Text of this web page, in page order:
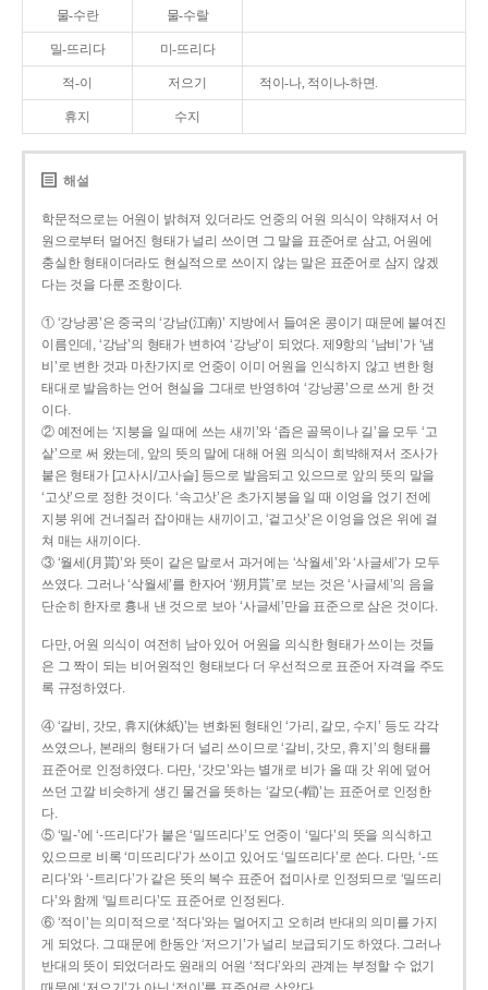
물-수란 물-수랄
밀-뜨리다 미-뜨리다
적-이 저으기 적이-나, 적이나-하면.
휴지 수지
해설
학문적으로는 어원이 밝혀져 있더라도 언중의 어원 의식이 약해져서 어
원으로부터 멀어진 형태가 널리 쓰이면 그 말을 표준어로 삼고, 어원에
충실한 형태이더라도 현실적으로 쓰이지 않는 말은 표준어로 삼지 않겠
다는 것을 다룬 조항이다.
① ‘강낭콩’은 중국의 ‘강남(江南)’ 지방에서 들여온 콩이기 때문에 붙여진
이름인데, ‘강남’의 형태가 변하여 ‘강낭’이 되었다. 제9항의 ‘남비’가 ‘냄
비’로 변한 것과 마찬가지로 언중이 이미 어원을 인식하지 않고 변한 형
태대로 발음하는 언어 현실을 그대로 반영하여 ‘강낭콩’으로 쓰게 한 것
이다.
② 예전에는 ‘지붕을 일 때에 쓰는 새끼’와 ‘좁은 골목이나 길’을 모두 ‘고
샅’으로 써 왔는데, 앞의 뜻의 말에 대해 어원 의식이 희박해져서 조사가
붙은 형태가 [고사시/고사슬] 등으로 발음되고 있으므로 앞의 뜻의 말을
‘고삿’으로 정한 것이다. ‘속고삿’은 초가지붕을 일 때 이엉을 얹기 전에
지붕 위에 건너질러 잡아매는 새끼이고, ‘겉고삿’은 이엉을 얹은 위에 걸
쳐 매는 새끼이다.
③ ‘월세(月貰)’와 뜻이 같은 말로서 과거에는 ‘삭월세’와 ‘사글세’가 모두
쓰였다. 그러나 ‘삭월세’를 한자어 ‘朔月貰’로 보는 것은 ‘사글세’의 음을
단순히 한자로 흉내 낸 것으로 보아 ‘사글세’만을 표준으로 삼은 것이다.
다만, 어원 의식이 여전히 남아 있어 어원을 의식한 형태가 쓰이는 것들
은 그 짝이 되는 비어원적인 형태보다 더 우선적으로 표준어 자격을 주도
록 규정하였다.
④ ‘갈비, 갓모, 휴지(休紙)’는 변화된 형태인 ‘가리, 갈모, 수지’ 등도 각각
쓰였으나, 본래의 형태가 더 널리 쓰이므로 ‘갈비, 갓모, 휴지’의 형태를
표준어로 인정하였다. 다만, ‘갓모’와는 별개로 비가 올 때 갓 위에 덮어
쓰던 고깔 비슷하게 생긴 물건을 뜻하는 ‘갈모(-帽)’는 표준어로 인정한
다.
⑤ ‘밀-’에 ‘-뜨리다’가 붙은 ‘밀뜨리다’도 언중이 ‘밀다’의 뜻을 의식하고
있으므로 비록 ‘미뜨리다’가 쓰이고 있어도 ‘밀뜨리다’로 쓴다. 다만, ‘-뜨
리다’와 ‘-트리다’가 같은 뜻의 복수 표준어 접미사로 인정되므로 ‘밀뜨리
다’와 함께 ‘밀트리다’도 표준어로 인정된다.
⑥ ‘적이’는 의미적으로 ‘적다’와는 멀어지고 오히려 반대의 의미를 가지
게 되었다. 그 때문에 한동안 ‘저으기’가 널리 보급되기도 하였다. 그러나
반대의 뜻이 되었더라도 원래의 어원 ‘적다’와의 관계는 부정할 수 없기